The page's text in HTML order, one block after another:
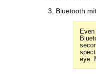
3. Bluetooth
eye.